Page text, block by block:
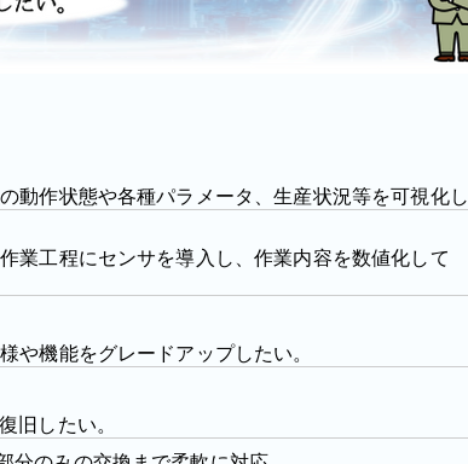
動作状態や各種パラメータ、生産状況等を可視化し
業工程にセンサを導入し、作業内容を数値化して
や機能をグレードアップしたい。
旧したい。